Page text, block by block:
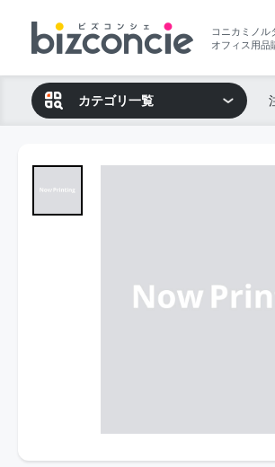
コニカミノル
オフィス用品
カテゴリ一覧